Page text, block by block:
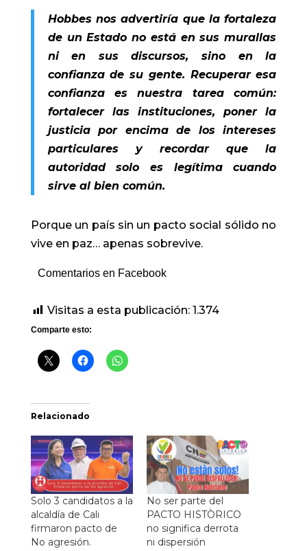
Hobbes nos advertiría que la fortaleza
de un Estado no está en sus murallas
ni en sus discursos, sino en la
confianza de su gente. Recuperar esa
confianza es nuestra tarea común:
fortalecer las instituciones, poner la
justicia por encima de los intereses
particulares y recordar que la
autoridad solo es legítima cuando
sirve al bien común.
Porque un país sin un pacto social sólido no
vive en paz… apenas sobrevive.
Comentarios en Facebook
Visitas a esta publicación: 1.374
Comparte esto:
Relacionado
Solo 3 candidatos a la
alcaldía de Cali
firmaron pacto de
No agresión.
No ser parte del
PACTO HISTÒRICO
no significa derrota
ni dispersión